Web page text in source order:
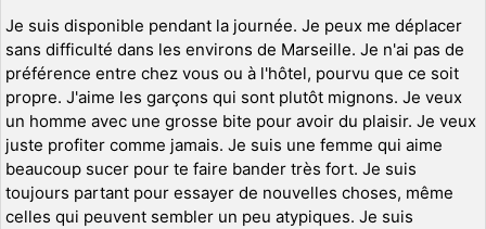
Je suis disponible pendant la journée. Je peux me déplacer
sans difficulté dans les environs de Marseille. Je n'ai pas de
préférence entre chez vous ou à l'hôtel, pourvu que ce soit
propre. J'aime les garçons qui sont plutôt mignons. Je veux
un homme avec une grosse bite pour avoir du plaisir. Je veux
juste profiter comme jamais. Je suis une femme qui aime
beaucoup sucer pour te faire bander très fort. Je suis
toujours partant pour essayer de nouvelles choses, même
celles qui peuvent sembler un peu atypiques. Je suis